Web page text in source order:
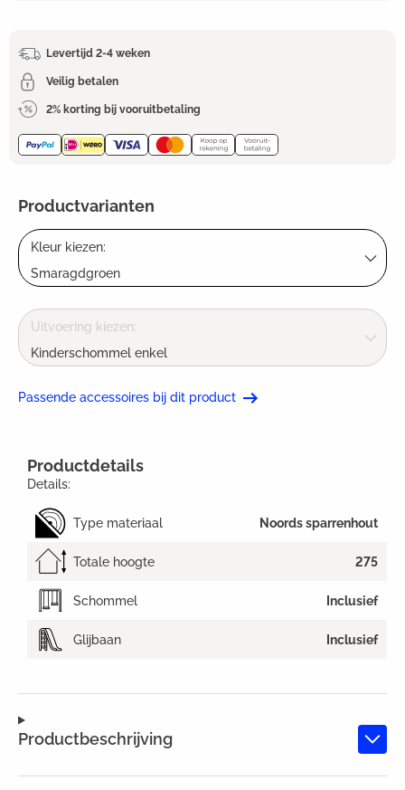
Levertijd 2-4 weken
Veilig betalen
2% korting bij vooruitbetaling
Productvarianten
Kleur kiezen:
Smaragdgroen
Uitvoering kiezen:
Kinderschommel enkel
Passende accessoires bij dit product
Productbeschrijving
Productdetails
Details:
Type materiaal Noords sparrenhout
Totale hoogte 275
Schommel Inclusief
Glijbaan Inclusief